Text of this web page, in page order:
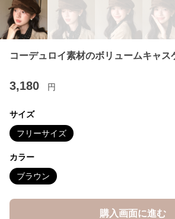
コーデュロイ素材のボリュームキャス
3,180 円
サイズ
フリーサイズ
カラー
ブラウン
購入画面に進む